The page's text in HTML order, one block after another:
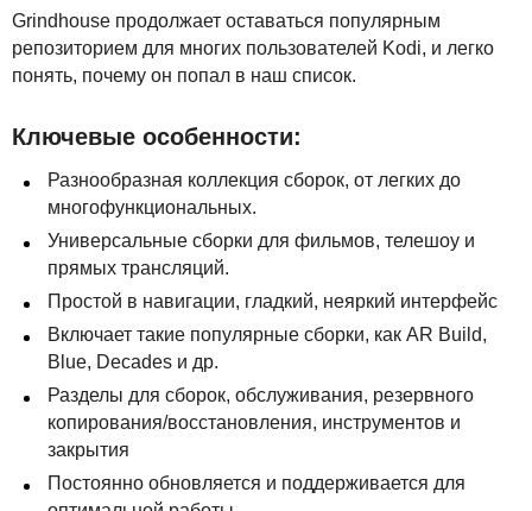
Grindhouse продолжает оставаться популярным
репозиторием для многих пользователей Kodi, и легко
понять, почему он попал в наш список.
Ключевые особенности:
Разнообразная коллекция сборок, от легких до
многофункциональных.
Универсальные сборки для фильмов, телешоу и
прямых трансляций.
Простой в навигации, гладкий, неяркий интерфейс
Включает такие популярные сборки, как AR Build,
Blue, Decades и др.
Разделы для сборок, обслуживания, резервного
копирования/восстановления, инструментов и
закрытия
Постоянно обновляется и поддерживается для